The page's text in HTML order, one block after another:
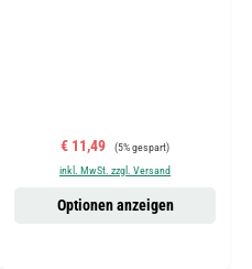
Verkaufspreis:
€ 11,49 Regulärer Preis:
(5% gespart)
inkl. MwSt. zzgl. Versand
Optionen anzeigen